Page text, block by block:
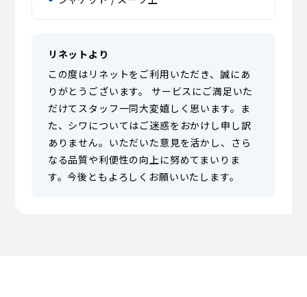
リネットより
この度はリネットをご利用いただき、誠にあ
りがとうございます。 サービスにご満足いた
だけてスタッフ一同大変嬉しく思います。ま
た、シワについてはご迷惑をおかけし申し訳
ありません。いただいた意見を活かし、さら
なる品質や利便性の向上に努めてまいりま
す。今後ともよろしくお願いいたします。